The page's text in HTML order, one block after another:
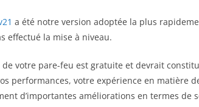
a été notre version adoptée la plus
effectué la mise à niveau.
de votre pare-feu est gratuite et devrait
performances, votre expérience en matière
d’importantes améliorations en termes de